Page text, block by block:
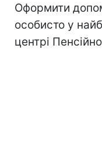
Оформити
особисто у
центрі